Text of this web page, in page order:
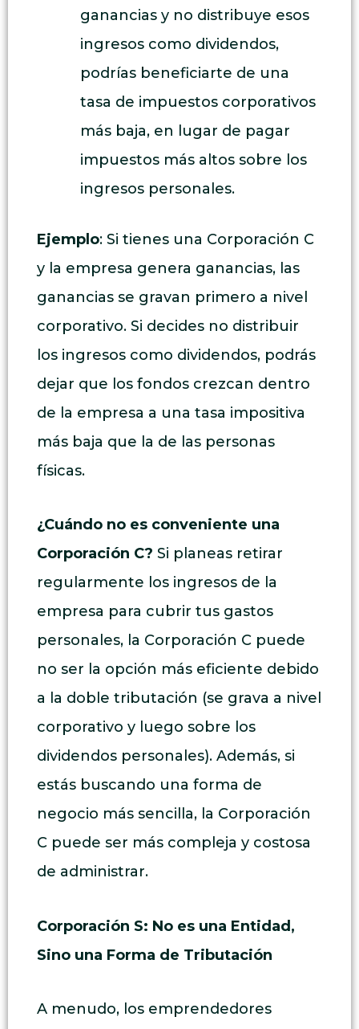
ganancias y no distribuye esos
ingresos como dividendos,
podrías beneficiarte de una
tasa de impuestos corporativos
más baja, en lugar de pagar
impuestos más altos sobre los
ingresos personales.
Ejemplo: Si tienes una Corporación C
y la empresa genera ganancias, las
ganancias se gravan primero a nivel
corporativo. Si decides no distribuir
los ingresos como dividendos, podrás
dejar que los fondos crezcan dentro
de la empresa a una tasa impositiva
más baja que la de las personas
físicas.
¿Cuándo no es conveniente una
Corporación C? Si planeas retirar
regularmente los ingresos de la
empresa para cubrir tus gastos
personales, la Corporación C puede
no ser la opción más eficiente debido
a la doble tributación (se grava a nivel
corporativo y luego sobre los
dividendos personales). Además, si
estás buscando una forma de
negocio más sencilla, la Corporación
C puede ser más compleja y costosa
de administrar.
Corporación S: No es una Entidad,
Sino una Forma de Tributación
A menudo, los emprendedores